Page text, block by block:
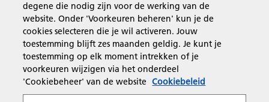
Inspiratie
Volg Ricoh
degene die nodig zijn voor de werking van de
website. Onder 'Voorkeuren beheren' kun je de
cookies selecteren die je wil activeren. Jouw
toestemming blijft zes maanden geldig. Je kunt je
toestemming op elk moment intrekken of je
voorkeuren wijzigen via het onderdeel
'Cookiebeheer' van de website Cookiebeleid